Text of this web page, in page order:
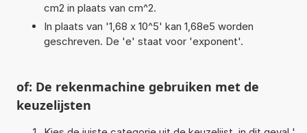
cm2 in plaats van cm^2.
In plaats van '1,68 x 10^5' kan 1,68e5 worden
geschreven. De 'e' staat voor 'exponent'.
of: De rekenmachine gebruiken met de
keuzelijsten